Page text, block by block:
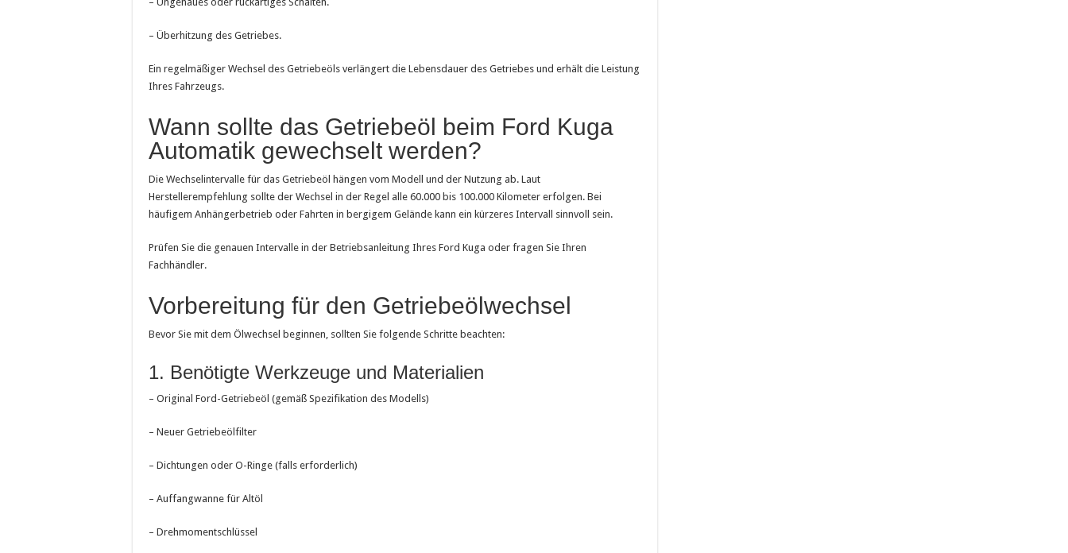
– Überhitzung des Getriebes.
Ein regelmäßiger Wechsel des Getriebeöls verlängert die Lebensdauer des Getriebes und erhält die Leistung
Ihres Fahrzeugs.
Wann sollte das Getriebeöl beim Ford Kuga
Automatik gewechselt werden?
Die Wechselintervalle für das Getriebeöl hängen vom Modell und der Nutzung ab. Laut
Herstellerempfehlung sollte der Wechsel in der Regel alle 60.000 bis 100.000 Kilometer erfolgen. Bei
häufigem Anhängerbetrieb oder Fahrten in bergigem Gelände kann ein kürzeres Intervall sinnvoll sein.
Prüfen Sie die genauen Intervalle in der Betriebsanleitung Ihres Ford Kuga oder fragen Sie Ihren
Fachhändler.
Vorbereitung für den Getriebeölwechsel
Bevor Sie mit dem Ölwechsel beginnen, sollten Sie folgende Schritte beachten:
1. Benötigte Werkzeuge und Materialien
– Original Ford-Getriebeöl (gemäß Spezifikation des Modells)
– Neuer Getriebeölfilter
– Dichtungen oder O-Ringe (falls erforderlich)
– Auffangwanne für Altöl
– Drehmomentschlüssel